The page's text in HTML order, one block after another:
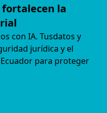
fortalecen la
con IA. Tusdatos y
jurídica y el
para proteger